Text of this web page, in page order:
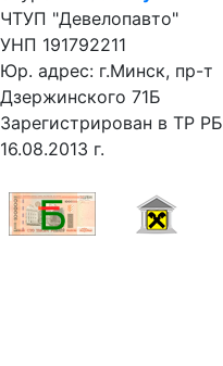
ЧТУП "Девелопавто"
УНП 191792211
Юр. адрес: г.Минск, пр-т
Дзержинского 71Б
Зарегистрирован в ТР РБ
16.08.2013 г.